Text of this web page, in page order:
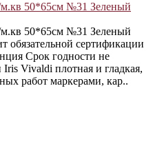
м.кв 50*65см №31 Зеленый
м.кв 50*65см №31 Зеленый
обязательной сертификации
Срок годности не
Vivaldi плотная и гладкая,
работ маркерами, кар..